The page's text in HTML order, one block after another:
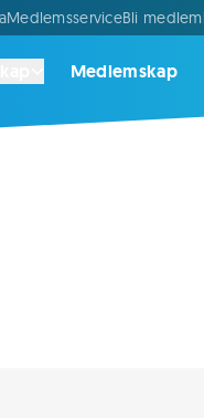
MedlemsserviceBli medlem
Medlemskap